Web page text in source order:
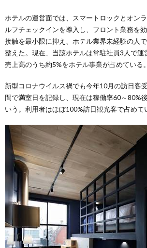
ホテルの運営面では、スマートロックとオン
ルフチェックインを導入し、フロント業務を
接触を最小限に抑え、ホテル業界未経験の人
整えた。現在、当該ホテルは常駐社員3人で運
売上高のうち約5%をホテル事業が占めている。
新型コロナウイルス禍でも今年10月の訪日客
間で満室日を記録し、現在は稼働率60～80%
いう。利用者はほぼ100%訪日観光客で占めて